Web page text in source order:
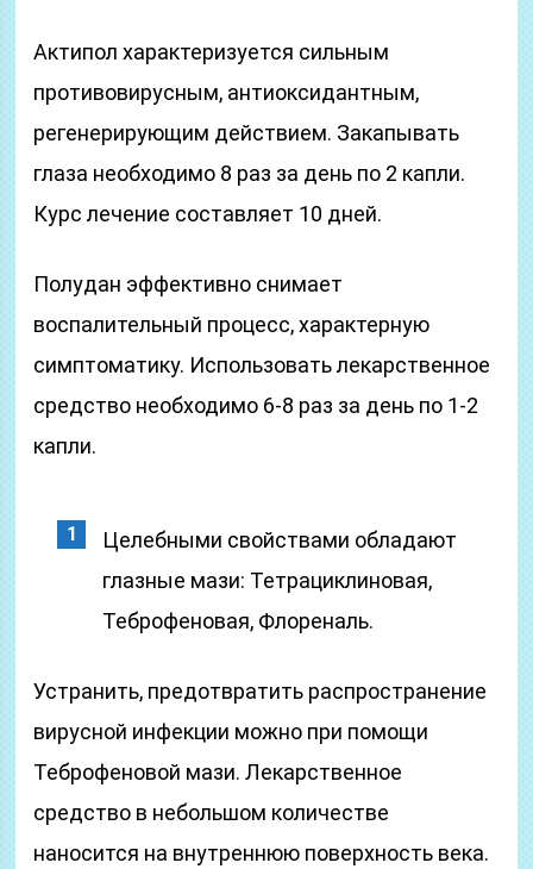
Актипол характеризуется сильным
противовирусным, антиоксидантным,
регенерирующим действием. Закапывать
глаза необходимо 8 раз за день по 2 капли.
Курс лечение составляет 10 дней.
Полудан эффективно снимает
воспалительный процесс, характерную
симптоматику. Использовать лекарственное
средство необходимо 6-8 раз за день по 1-2
капли.
Целебными свойствами обладают
глазные мази: Тетрациклиновая,
Теброфеновая, Флореналь.
Устранить, предотвратить распространение
вирусной инфекции можно при помощи
Теброфеновой мази. Лекарственное
средство в небольшом количестве
наносится на внутреннюю поверхность века.